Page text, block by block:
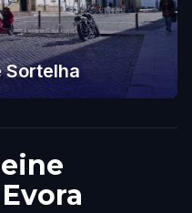
Sortelha